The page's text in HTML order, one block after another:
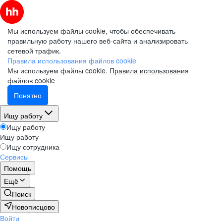
Мы используем файлы cookie, чтобы обеспечивать
правильную работу нашего веб-сайта и анализировать
сетевой трафик.
Правила использования файлов cookie
Мы используем файлы cookie. Правила использования
файлов cookie
Понятно
Ищу работу
Ищу работу
Ищу работу
Ищу сотрудника
Сервисы
Помощь
Ещё
Поиск
Новописцово
Войти